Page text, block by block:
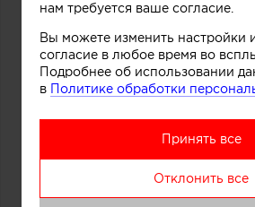
нам требуется ваше согласие.
Вы можете изменить настройки
согласие в любое время во
Подробнее об использовании
в Политике обработки
Принять все
Отклонить все